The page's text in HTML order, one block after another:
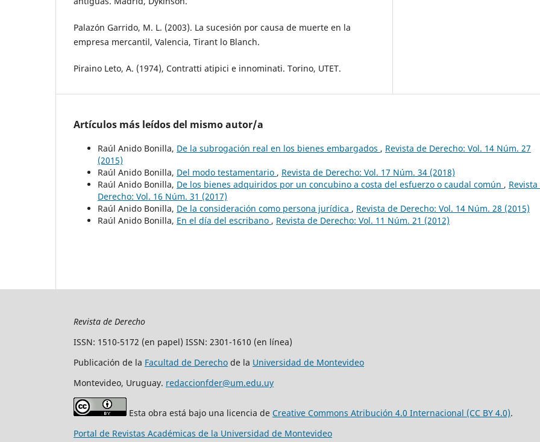
Palazón Garrido, M. L. (2003). La sucesión por causa de muerte en la
empresa mercantil, Valencia, Tirant lo Blanch.
Piraino Leto, A. (1974), Contratti atipici e innominati. Torino, UTET.
Artículos más leídos del mismo autor/a
Raúl Anido Bonilla, De la subrogación real en los bienes embargados , Revista de Derecho: Vol. 14 Núm. 27
(2015)
Raúl Anido Bonilla, Del modo testamentario , Revista de Derecho: Vol. 17 Núm. 34 (2018)
Raúl Anido Bonilla, De los bienes adquiridos por un concubino a costa del esfuerzo o caudal común ,
Derecho: Vol. 16 Núm. 31 (2017)
Raúl Anido Bonilla, De la consideración como persona jurídica , Revista de Derecho: Vol. 14 Núm. 28 (2015)
Raúl Anido Bonilla, En el día del escribano , Revista de Derecho: Vol. 11 Núm. 21 (2012)
Revista de Derecho
ISSN: 1510-5172 (en papel) ISSN: 2301-1610 (en línea)
Publicación de la Facultad de Derecho de la Universidad de Montevideo
Montevideo, Uruguay. redaccionfder@um.edu.uy
Esta obra está bajo una licencia de Creative Commons Atribución 4.0 Internacional (CC BY 4.0).
Portal de Revistas Académicas de la Universidad de Montevideo